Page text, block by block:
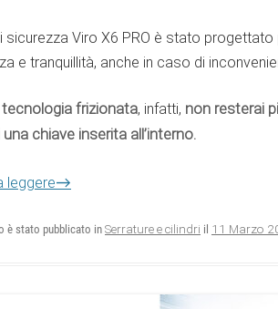
sicurezza Viro X6 PRO è stato
e tranquillità, anche in caso di
tecnologia frizionata, infatti, non resterai
chiave inserita all’interno.
leggere→
è stato pubblicato in Serrature e cilindri il 11 Marzo